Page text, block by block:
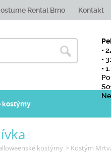
Rental Brno Kontakt
•
•
•
kostýmy
kostýmy > Kostým